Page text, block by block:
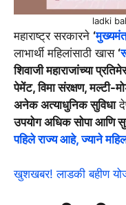
ladki
महाराष्ट्र सरकारने ‘
लाभार्थी महिलांसाठी खास ‘
शिवाजी महाराजांच्या
पेमेंट, विमा संरक्षण, मल्टी-
अनेक अत्याधुनिक सुविधा
उपयोग अधिक सोपा आणि
पहिले राज्य आहे, ज्याने
खुशखबर! लाडकी बहीण